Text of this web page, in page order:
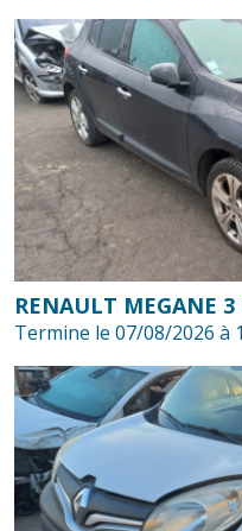
RENAULT MEGANE
Termine le 07/08/2026 à